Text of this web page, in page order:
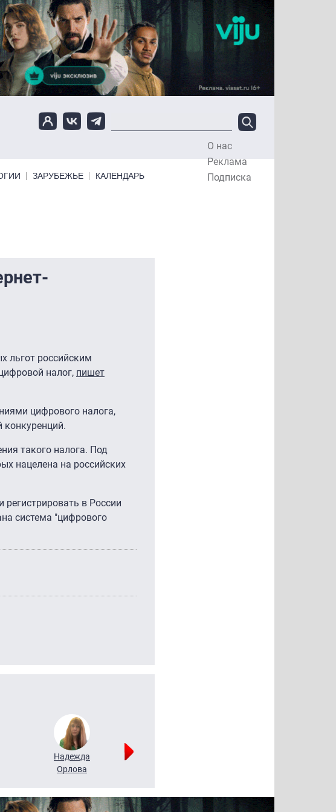
О нас
Реклама
Подписка
ЗАРУБЕЖЬЕ КАЛЕНДАРЬ
льгот российским
налог, пишет
цифрового налога,
такого налога. Под
нацелена на российских
в России
система "цифрового
Надежда
Орлова